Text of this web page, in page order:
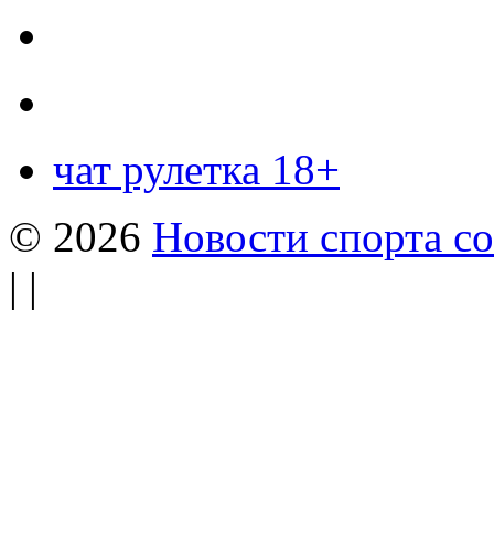
чат рулетка 18+
© 2026 Новости спорта
| |